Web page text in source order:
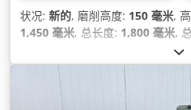
状况: 新的, 磨削高度: 150 毫米,
1,450 毫米, 总长度: 1,800 毫米,